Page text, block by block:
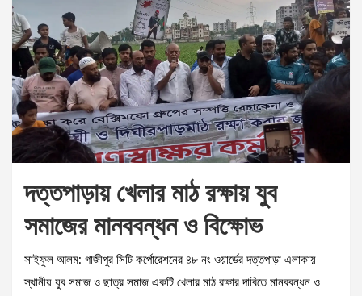
দত্তপাড়ায় খেলার মাঠ রক্ষায় যুব
সমাজের মানববন্ধন ও বিক্ষোভ
সাইফুল আলম: গাজীপুর সিটি কর্পোরেশনের ৪৮ নং ওয়ার্ডের দত্তপাড়া এলাকায়
স্থানীয় যুব সমাজ ও ছাত্র সমাজ একটি খেলার মাঠ রক্ষার দাবিতে মানববন্ধন ও